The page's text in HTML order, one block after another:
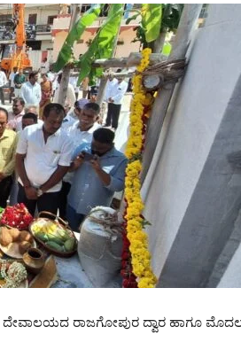
ದೇವಾಲಯದ ರಾಜಗೋಪುರ ದ್ವಾರ ಹಾಗೂ